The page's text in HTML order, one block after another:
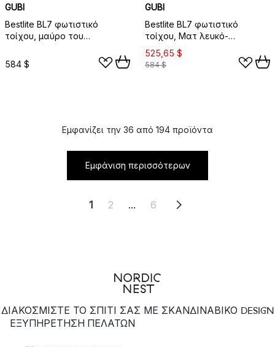
GUBI
Bestlite BL7 φωτιστικό
τοίχου, μαύρο του
584 $
GUBI
Bestlite BL7 φωτιστικό
τοίχου, Ματ λευκό-
ορείχαλκος
525,65 $
584 $
Εμφανίζει την 36 από 194 προϊόντα
Εμφάνιση περισσότερων
1 2 ... 6
ΔΙΑΚΟΣΜΙΣΤΕ ΤΟ ΣΠΙΤΙ ΣΑΣ ΜΕ ΣΚΑΝΔΙΝΑΒΙΚΟ DESIGN
ΕΞΥΠΗΡΈΤΗΣΗ ΠΕΛΑΤΏΝ